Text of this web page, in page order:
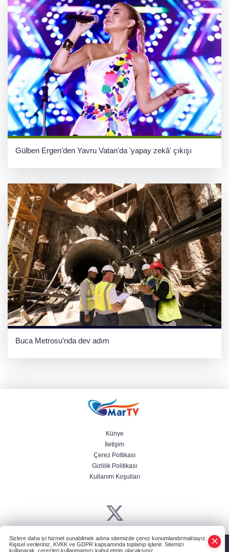
Gülben Ergen’den Yavru Vatan'da 'yapay zekâ' çıkışı
Buca Metrosu’nda dev adım
Künye
İletişim
Çerez Poltikası
Gizlilik Politikası
Kullanım Koşulları
Powered byHABER YAZILIMI ve TURKTICARET.NET projesidir Copyright©
Sizlere daha iyi hizmet sunabilmek adına sitemizde çerez konumlandırmaktayız.
Kişisel verileriniz, KVKK ve GDPR kapsamında toplanıp işlenir. Sitemizi
kullanarak, çerezleri kullanmamızı kabul etmiş olacaksınız.